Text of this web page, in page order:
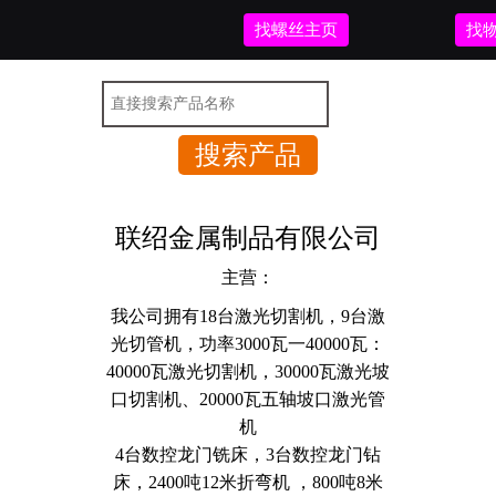
找螺丝主页 找
联绍金属制品有限公司
主营：
我公司拥有18台激光切割机，9台激
光切管机， 功率3000瓦一40000瓦：
40000瓦激光切割机，30000瓦激光坡
口切割机、20000瓦五轴坡口激光管
机
4台数控龙门铣床，3台数控龙门钻
床，2400吨12米折弯机 ，800吨8米